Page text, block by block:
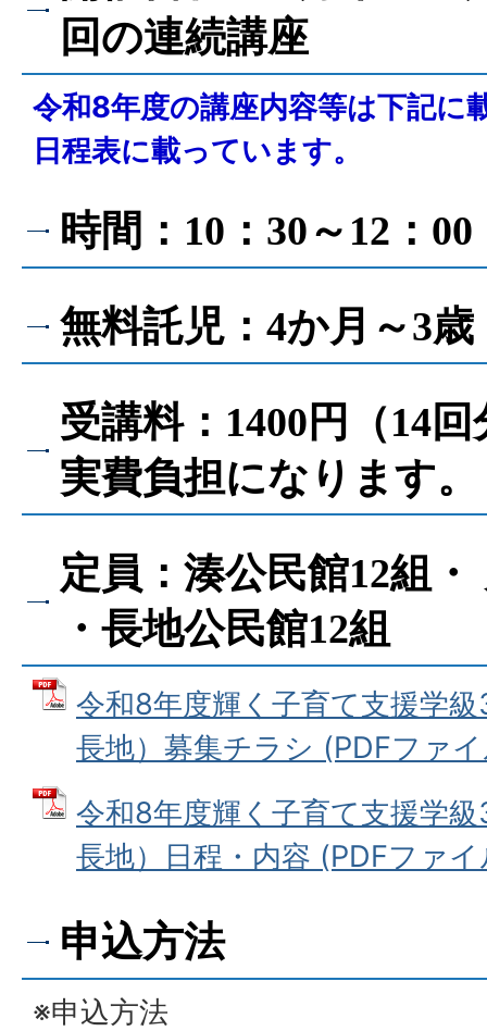
回の連続講座
令和8年度の講座内容等は下記に
日程表に載っています。
時間：10：30～12：00
無料託児：4か月～3歳
受講料：1400円（14
実費負担になります。
定員：湊公民館12組
・長地公民館12組
令和8年度輝く子育て支援学
長地）募集チラシ (PDFファ
令和8年度輝く子育て支援学
長地）日程・内容 (PDFファ
申込方法
※申込方法